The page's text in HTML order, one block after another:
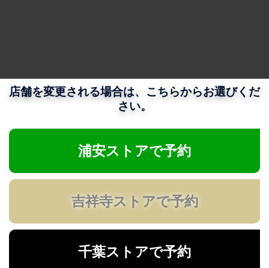
店舗を変更される場合は、こちらからお選びくだ
さい。
浦安ストアで予約
吉祥寺ストアで予約
千葉ストアで予約